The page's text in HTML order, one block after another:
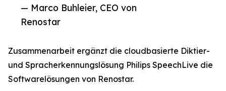
— Marco Buhleier, CEO von
Renostar
Zusammenarbeit ergänzt die cloudbasierte Diktier-
und Spracherkennungslösung Philips SpeechLive die
Softwarelösungen von Renostar.